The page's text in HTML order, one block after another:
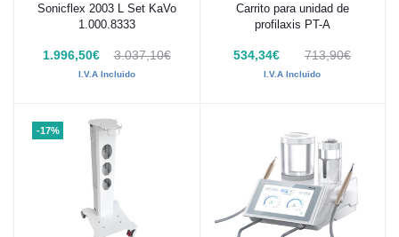
Añadir al carrito
Sonicflex 2003 L Set KaVo
1.000.8333
1.996,50€ 3.037,10€
I.V.A Incluido
Añadir al carrito
Carrito para unidad de
profilaxis PT-A
534,34€ 713,90€
I.V.A Incluido
-17%